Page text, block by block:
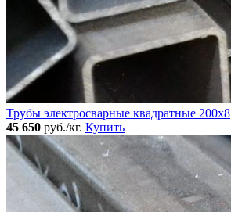
Трубы электросварные квадратные 200x8
45 650 руб./кг. Купить